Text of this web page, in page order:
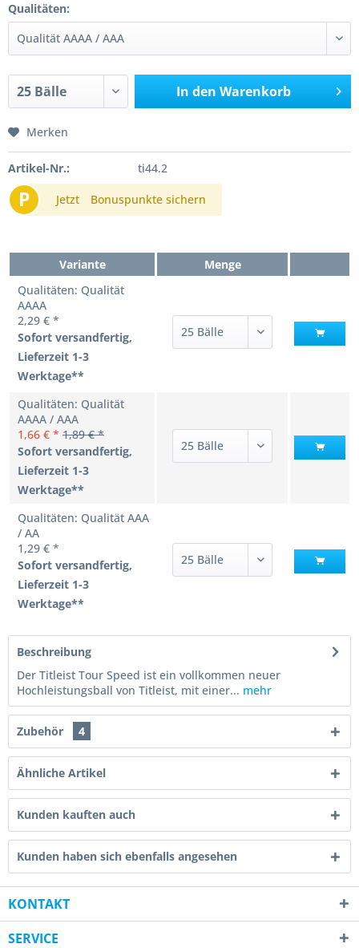
Qualitäten:
In den Warenkorb
Merken
Artikel-Nr.: ti44.2
P Jetzt Bonuspunkte sichern
Variante
Menge
Qualitäten: Qualität
AAAA
2,29 € *
Sofort versandfertig,
Lieferzeit 1-3
Werktage**
Qualitäten: Qualität
AAAA / AAA
1,66 € * 1,89 € *
Sofort versandfertig,
Lieferzeit 1-3
Werktage**
Qualitäten: Qualität AAA
/ AA
1,29 € *
Sofort versandfertig,
Lieferzeit 1-3
Werktage**
Beschreibung
Der Titleist Tour Speed ist ein vollkommen neuer
Hochleistungsball von Titleist, mit einer... mehr
Zubehör 4
Ähnliche Artikel
Kunden kauften auch
Kunden haben sich ebenfalls angesehen
KONTAKT
SERVICE